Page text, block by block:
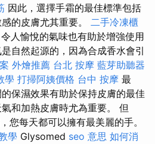
因此，選擇手霜的最佳標準包括
的皮膚尤其重要。 二手冷凍櫃
令人愉悅的氣味也有助於增強使用
自然起源的，因為合成香水會引
外燴推薦 台北 按摩 藍芽助聽器
學 打掃阿姨價格 台中 按摩 最
保濕效果有助於保持皮膚的最佳
和加熱皮膚時尤為重要。 但
您每天都可以擁有最美麗的手。
學 Glysomed seo 意思 如何消